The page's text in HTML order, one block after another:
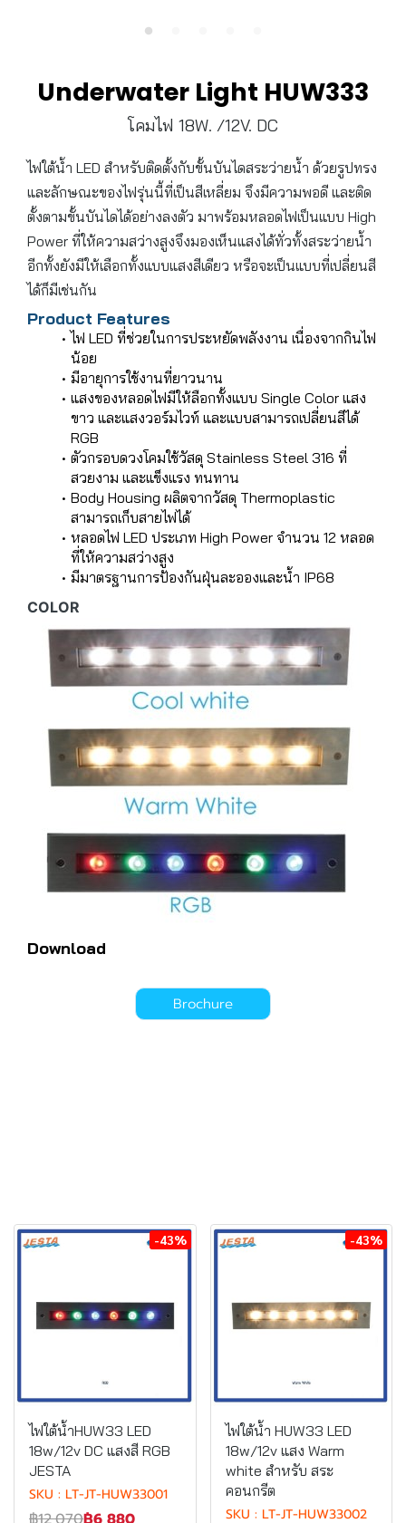
Underwater Light HUW333
โคมไฟ 18W. /12V. DC
ไฟใต้น้ำ LED สำหรับติดตั้งกับขั้นบันไดสระว่ายน้ำ ด้วยรูปทรง
และลักษณะของไฟรุ่นนี้ที่เป็นสีเหลี่ยม จึงมีความพอดี และติด
ตั้งตามขั้นบันไดได้อย่างลงตัว มาพร้อมหลอดไฟเป็นแบบ High
Power ที่ให้ความสว่างสูงจึงมองเห็นแสงได้ทั่วทั้งสระว่ายน้ำ
อีกทั้งยังมีให้เลือกทั้งแบบแสงสีเดียว หรือจะเป็นแบบที่เปลี่ยนสี
ได้ก็มีเช่นกัน
Product Features
ไฟ LED ที่ช่วยในการประหยัดพลังงาน เนื่องจากกินไฟ
น้อย
มีอายุการใช้งานที่ยาวนาน
แสงของหลอดไฟมีให้ลือกทั้งแบบ Single Color แสง
ขาว และแสงวอร์มไวท์ และแบบสามารถเปลี่ยนสีได้
RGB
ตัวกรอบดวงโคมใช้วัสดุ Stainless Steel 316 ที่
สวยงาม และแข็งแรง ทนทาน
Body Housing ผลิตจากวัสดุ Thermoplastic
สามารถเก็บสายไฟได้
หลอดไฟ LED ประเภท High Power จำนวน 12 หลอด
ที่ให้ความสว่างสูง
มีมาตรฐานการป้องกันฝุ่นละอองและน้ำ IP68
COLOR
Download
Brochure
-43%
ไฟใต้น้ำHUW33 LED
18w/12v DC แสงสี RGB
JESTA
SKU : LT-JT-HUW33001
-43%
ไฟใต้น้ำ HUW33 LED
18w/12v แสง Warm
white สำหรับ สระ
คอนกรีต
SKU : LT-JT-HUW33002